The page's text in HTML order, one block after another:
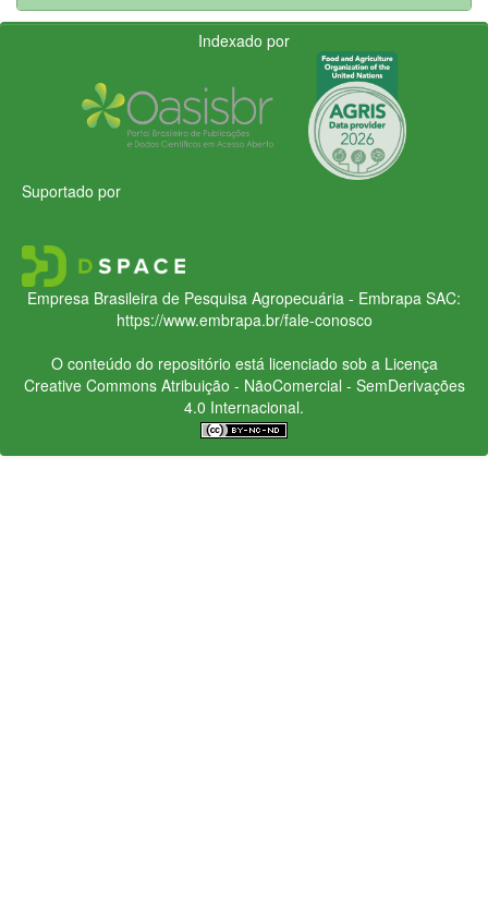
Indexado por
Suportado por
Empresa Brasileira de Pesquisa Agropecuária - Embrapa SAC:
https://www.embrapa.br/fale-conosco
O conteúdo do repositório está licenciado sob a Licença
Creative CommonsAtribuição - NãoComercial - SemDerivações
4.0 Internacional.